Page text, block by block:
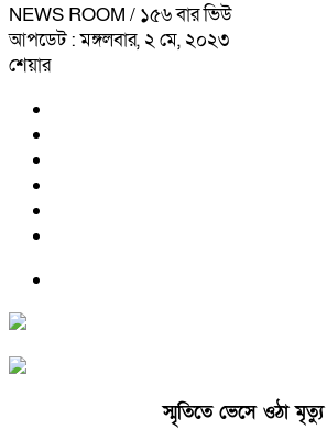
NEWS ROOM / ১৫৬ বার ভিউ
আপডেট : মঙ্গলবার, ২ মে, ২০২৩
শেয়ার
স্মৃতিতে ভেসে ওঠা মৃত্যু